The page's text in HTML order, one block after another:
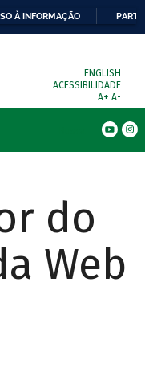
À INFORMAÇÃO
ENGLISH
ACESSIBILIDADE
A+ A-
do
Web